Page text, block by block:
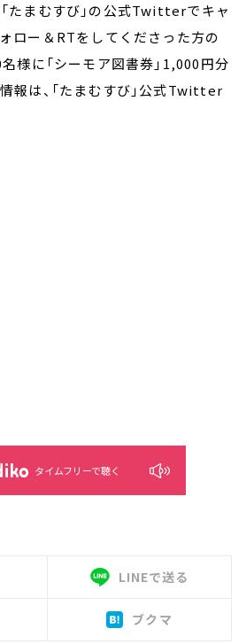
たまむすび」の公式Twitterでキャ
ロー＆RTをしてくださった方の
様に「シーモア図書券」1,000円分
報は、「たまむすび」公式Twitter
タイムフリーで聴く
LINEで送る
ブクマ